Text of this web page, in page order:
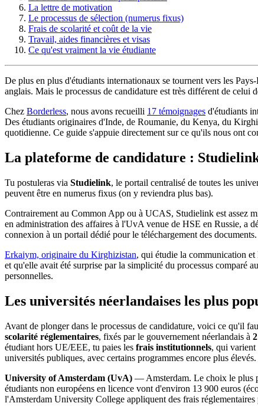
La lettre de motivation
Le processus de sélection (numerus fixus)
Frais de scolarité et coût de la vie
Travail, aides financières et visas
Ce qu'est vraiment la vie étudiante
De plus en plus d'étudiants internationaux se tournent vers les
anglais. Mais le processus de candidature est très différent de celui
Chez Borderless, nous avons recueilli 17 témoignages d'étudiants
Des étudiants originaires d'Inde, de Roumanie, du Kenya, du
quotidienne. Ce guide s'appuie directement sur ce qu'ils nous ont
La plateforme de candidature :
Tu postuleras via Studielink, le portail centralisé de toutes les
peuvent être en numerus fixus (on y reviendra plus bas).
Contrairement au Common App ou à UCAS, Studielink est assez
en administration des affaires à l'UvA venue de HSE en Russie, a
connexion à un portail dédié pour le téléchargement des documents.
Erkaiym, originaire du Kirghizistan, qui étudie la communication
et qu'elle avait été surprise par la simplicité du processus comparé
personnelles.
Les universités néerlandaises les plus
Avant de plonger dans le processus de candidature, voici ce qu'il
scolarité réglementaires, fixés par le gouvernement néerlandais à
étudiant hors UE/EEE, tu paies les frais institutionnels, qui varient
universités publiques, avec certains programmes encore plus élevés.
University of Amsterdam (UvA) — Amsterdam. Le choix le plus
étudiants non européens en licence vont d'environ 13 900 euros
l'Amsterdam University College appliquent des frais